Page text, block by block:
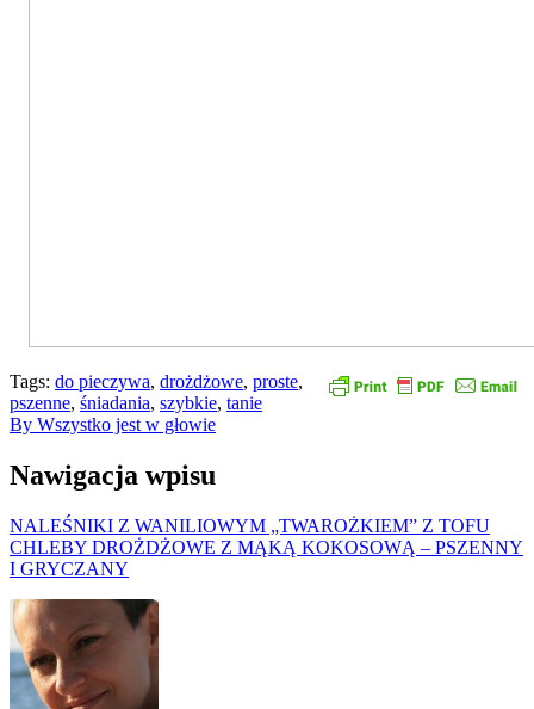
Tags: do pieczywa, drożdżowe, proste,
pszenne, śniadania, szybkie, tanie
By Wszystko jest w głowie
Nawigacja wpisu
NALEŚNIKI Z WANILIOWYM „TWAROŻKIEM” Z TOFU
CHLEBY DROŻDŻOWE Z MĄKĄ KOKOSOWĄ – PSZENNY
I GRYCZANY